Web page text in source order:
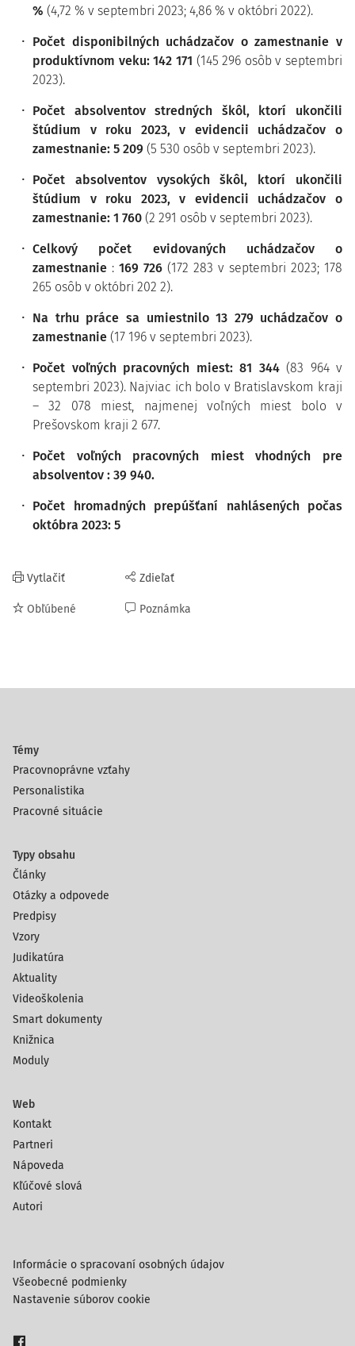
% (4,72 % v septembri 2023; 4,86 % v októbri 2022).
Počet disponibilných uchádzačov o zamestnanie v
produktívnom veku: 142 171 (145 296 osôb v septembri
2023).
Počet absolventov stredných škôl, ktorí ukončili
štúdium v roku 2023, v evidencii uchádzačov o
zamestnanie: 5 209 (5 530 osôb v septembri 2023).
Počet absolventov vysokých škôl, ktorí ukončili
štúdium v roku 2023, v evidencii uchádzačov o
zamestnanie: 1 760 (2 291 osôb v septembri 2023).
Celkový počet evidovaných uchádzačov o
zamestnanie : 169 726 (172 283 v septembri 2023; 178
265 osôb v októbri 202 2).
Na trhu práce sa umiestnilo 13 279 uchádzačov o
zamestnanie (17 196 v septembri 2023).
Počet voľných pracovných miest: 81 344 (83 964 v
septembri 2023). Najviac ich bolo v Bratislavskom kraji
– 32 078 miest, najmenej voľných miest bolo v
Prešovskom kraji 2 677.
Počet voľných pracovných miestvhodných pre
absolventov : 39 940.
Počet hromadných prepúšťaní nahlásených počas
októbra 2023: 5
Vytlačiť
Obľúbené
Zdieľať
Poznámka
Témy
Pracovnoprávne vzťahy
Personalistika
Pracovné situácie
Typy obsahu
Články
Otázky a odpovede
Predpisy
Vzory
Judikatúra
Aktuality
Videoškolenia
Smart dokumenty
Knižnica
Moduly
Web
Kontakt
Partneri
Nápoveda
Kľúčové slová
Autori
Informácie o spracovaní osobných údajov
Všeobecné podmienky
Nastavenie súborov cookie